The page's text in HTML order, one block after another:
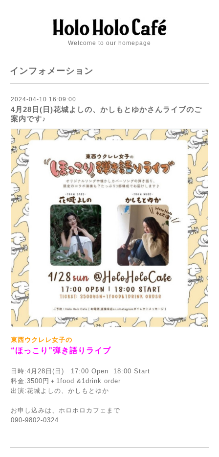
Welcome to our homepage
インフォメーション
2024-04-10 16:09:00
4月28日(日)花城よしの、かしもとゆかさんライブのご
案内です♪
東西ウクレレ女子の
“ほっこり”弾き語りライブ
日時:4月28日(日) 17:00 Open 18:00 Start
料金:3500円＋1food &1drink order
出演:花城よしの、かしもとゆか
お申し込みは、ホロホロカフェまで
090-9802-0324